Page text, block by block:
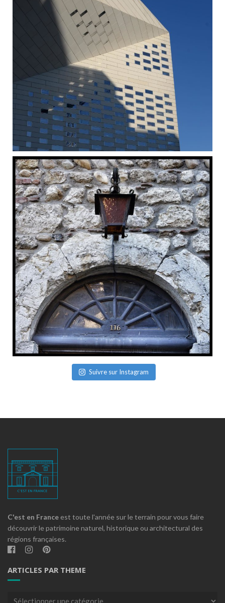
Suivre sur Instagram
C'est en France est toute l'année sur le terrain pour vous faire
découvrir le patrimoine naturel, historique ou architectural des
régions françaises.
ARTICLES PAR THEME
Articles